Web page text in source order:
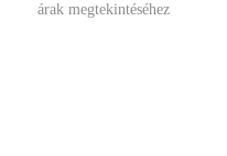
árak megtekintéséhez